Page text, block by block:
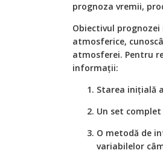
prognoza vremii,
Obiectivul
atmosferice,
atmosferei. Pentru
informaţii:
Starea iniţială
Un set
O metodă de
variabilelor